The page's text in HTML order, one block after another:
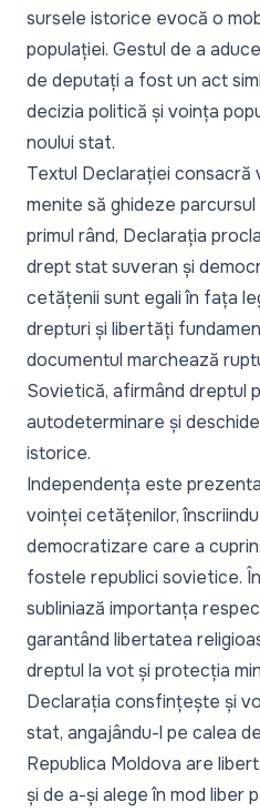
sursele istorice evocă o
populației. Gestul de a
de deputați a fost un act
decizia politică și voința
noului stat.
Textul Declarației consacră
menite să ghideze parcursul
primul rând, Declarația
drept stat suveran și
cetățenii sunt egali în fața
drepturi și libertăți
documentul marchează
Sovietică, afirmând dreptul
autodeterminare și
istorice.
Independența este
voinței cetățenilor,
democratizare care a
fostele republici sovietice.
subliniază importanța
garantând libertatea
dreptul la vot și protecția
Declarația consfințește și
stat, angajându-l pe calea
Republica Moldova are
și de a-și alege în mod liber